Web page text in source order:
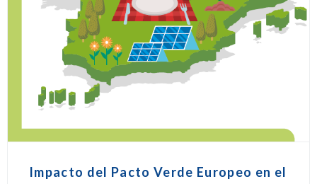
Impacto del Pacto Verde Europeo en el